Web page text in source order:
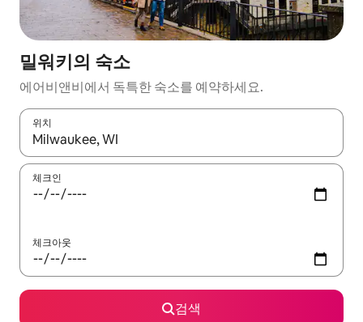
밀워키의 숙소
에어비앤비에서 독특한 숙소를 예약하세요.
위치
결과가 나오면 위·아래 화살표 키를 사용하거나 터치 또는 스와이
체크인
체크아웃
검색